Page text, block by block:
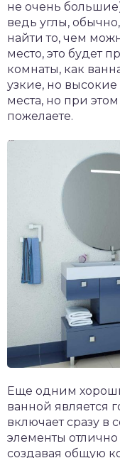
не очень
ведь углы,
найти то, чем
место, это будет
комнаты, как
узкие, но
места, но при
пожелаете.
Еще одним
ванной является
включает сразу в
элементы отлично
создавая общую